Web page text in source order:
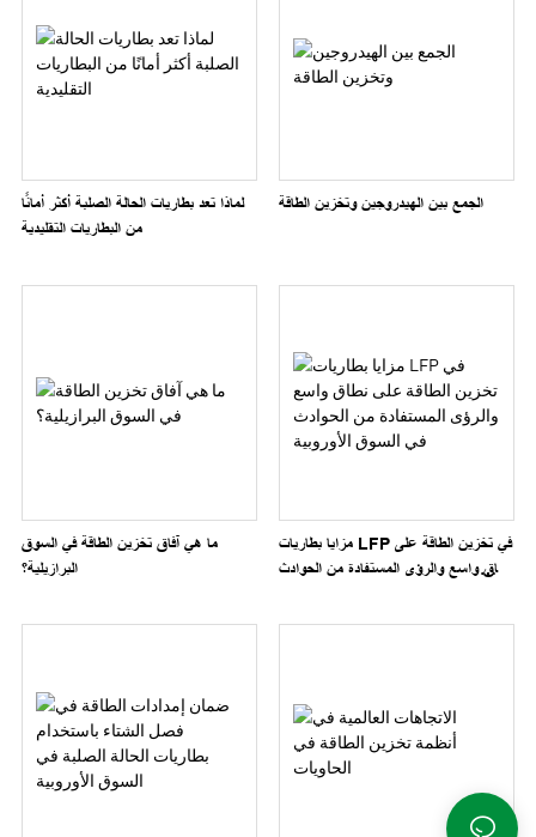
لماذا تعد بطاريات الحالة الصلبة أكثر أمانًا
من البطاريات التقليدية
الجمع بين الهيدروجين وتخزين الطاقة
ما هي آفاق تخزين الطاقة في السوق
البرازيلية؟
مزايا بطاريات LFP في تخزين الطاقة على
نطاق واسع والرؤى المستفادة من الحوادث